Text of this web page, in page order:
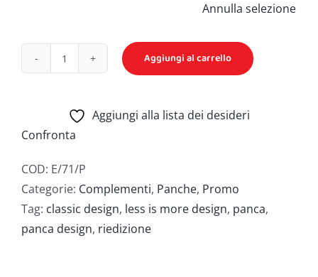
910,00 €.
637,00 €.
Annulla selezione
Panca
George
Nelson
Riedizione
quantità
Aggiungi al carrello
Aggiungi alla lista dei desideri
Confronta
COD: E/71/P
Categorie: Complementi, Panche, Promo
Tag: classic design, less is more design, panca,
panca design, riedizione